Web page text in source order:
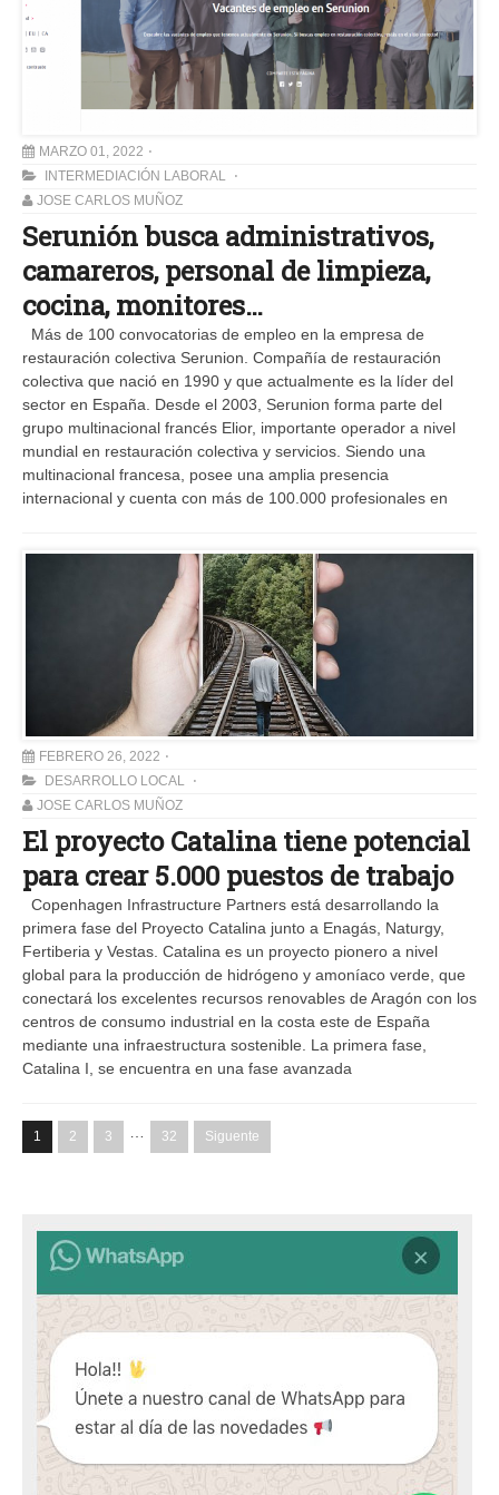
MARZO 01, 2022
INTERMEDIACIÓN LABORAL
JOSE CARLOS MUÑOZ
Serunión busca administrativos,
camareros, personal de limpieza,
cocina, monitores…
Más de 100 convocatorias de empleo en la empresa de
restauración colectiva Serunion. Compañía de restauración
colectiva que nació en 1990 y que actualmente es la líder del
sector en España. Desde el 2003, Serunion forma parte del
grupo multinacional francés Elior, importante operador a nivel
mundial en restauración colectiva y servicios. Siendo una
multinacional francesa, posee una amplia presencia
internacional y cuenta con más de 100.000 profesionales en
FEBRERO 26, 2022
DESARROLLO LOCAL
JOSE CARLOS MUÑOZ
El proyecto Catalina tiene potencial
para crear 5.000 puestos de trabajo
Copenhagen Infrastructure Partners está desarrollando la
primera fase del Proyecto Catalina junto a Enagás, Naturgy,
Fertiberia y Vestas. Catalina es un proyecto pionero a nivel
global para la producción de hidrógeno y amoníaco verde, que
conectará los excelentes recursos renovables de Aragón con los
centros de consumo industrial en la costa este de España
mediante una infraestructura sostenible. La primera fase,
Catalina I, se encuentra en una fase avanzada
1 2 3 … 32 Siguente